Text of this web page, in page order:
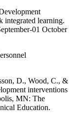
integrated learning.
01 October
D., Wood, C., &
interventions
MN: The
Education.